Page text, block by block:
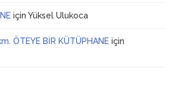
için Yüksel Ulukoca
ÖTEYE BİR KÜTÜPHANE için